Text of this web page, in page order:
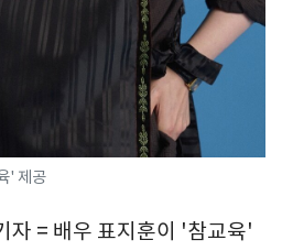
' 제공
자 = 배우 표지훈이 '참교육'